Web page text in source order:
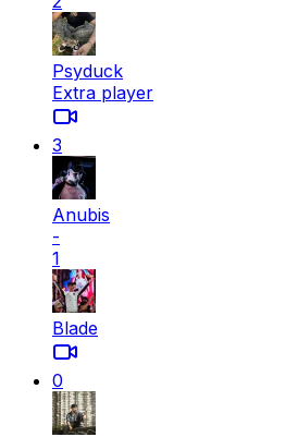
Psyduck
Extra player
3
Anubis
-
1
Blade
0